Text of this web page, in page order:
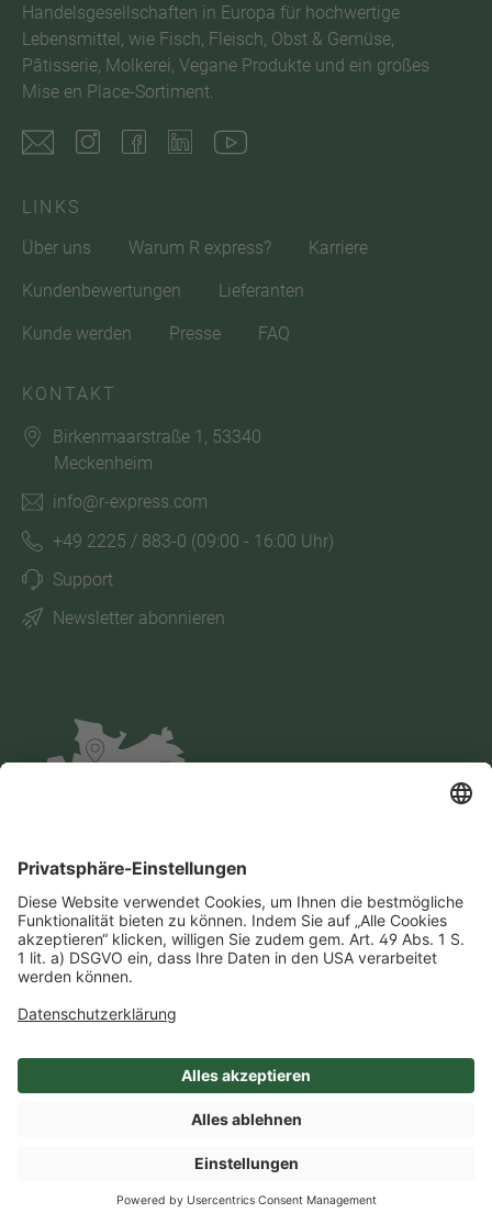
SHOP
Handelsgesellschaften in Europa für hochwertige
Lebensmittel, wie Fisch, Fleisch, Obst & Gemüse,
Pâtisserie, Molkerei, Vegane Produkte und ein großes
Mise en Place-Sortiment.
LINKS
Über uns
Warum R express? Karriere
Kundenbewertungen Lieferanten
Kunde werden Presse FAQ
KONTAKT
Birkenmaarstraße 1, 53340
Meckenheim
info@r-express.com
+49 2225 / 883-0 (09:00 - 16:00 Uhr)
Support
Newsletter abonnieren
Impressum Datenschutz
AGB
Cookie-Einstellungen
Compliance